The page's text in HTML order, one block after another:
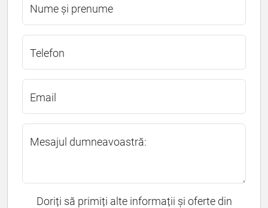
Nume și prenume
Telefon
Email
Mesajul dumneavoastră:
Doriți să primiți alte informații și oferte din